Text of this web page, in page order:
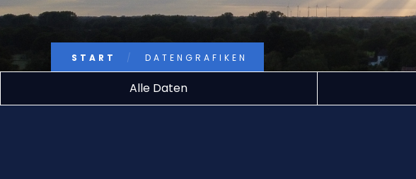
START DATENGRAFIKEN
Alle Daten